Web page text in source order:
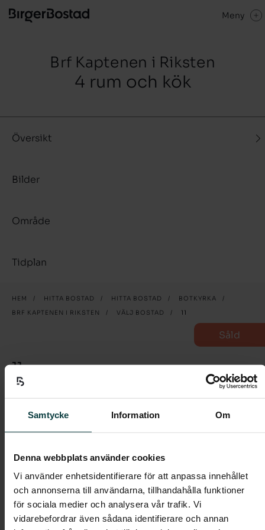
Samtycke Information Om
Denna webbplats använder cookies
Vi använder enhetsidentifierare för att anpassa innehållet
och annonserna till användarna, tillhandahålla funktioner
för sociala medier och analysera vår trafik. Vi
vidarebefordrar även sådana identifierare och annan
Meny
Brf Kaptenen i Riksten
4 rum och kök
Översikt
Bilder
Område
Tidplan
HEM / HITTA BOSTAD / HITTA BOSTAD / BOTKYRKA
/
BRF KAPTENEN I RIKSTEN
/ VÄLJ BOSTAD / 11
Såld
11
4 rum och kök
Välkommen till denna välplanerade fyra om 82
kvm med två stora uteplatser.
och en stor garderob som döljer dina ytterkläder med
praktiska skjutdörrar. En av dörrarna har spegelglas.
Hallen tar dig vidare in i det rymliga vardagsrummet i